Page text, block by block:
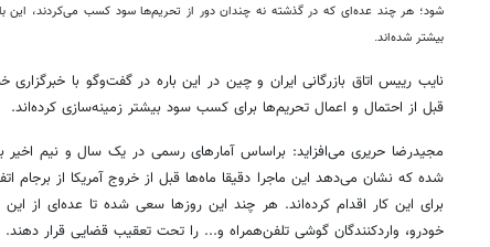
شود؛ هر چند عده‌ای که در گذشته نه چندان دور از تحریم‌ها سود کسب می‌کردند، این
بیشتر شده‌اند.
نایب رییس اتاق بازرگانی ایران و چین در این باره در گفت‌وگو با خبرگزاری
قبل از احتمال و اعمال تحریم‌ها برای کسب سود بیشتر زمینه‌سازی کرده‌اند.
شده که نشان می‌دهد این ماجرا دقیقا ماه‌ها قبل از خروج آمریکا از برجام
برای این کار اقدام کرده‌اند. هر چند این روزها سعی شده تا عده‌ای از این
خودرو، واردکنندگان گوشی تلفن‌همراه و... را تحت تعقیب قضایی قرار دهند.